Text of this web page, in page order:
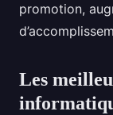
promotion,
Les